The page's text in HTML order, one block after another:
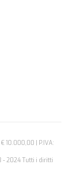
10.000,00 | P.IVA:
- 2024 Tutti i diritti